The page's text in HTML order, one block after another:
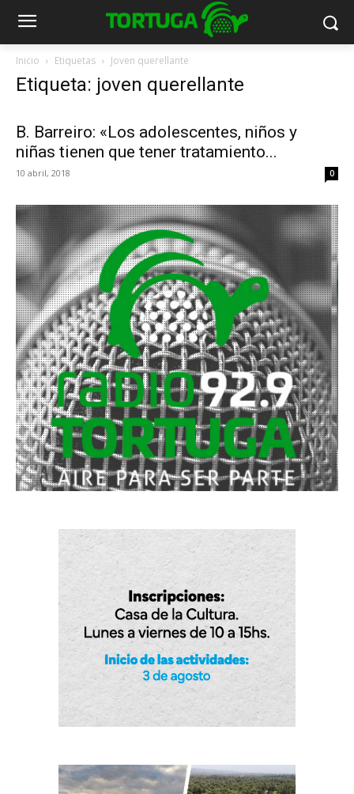
Inicio Etiquetas Joven querellante
Etiqueta: joven querellante
B. Barreiro: «Los adolescentes, niños y
niñas tienen que tener tratamiento...
10 abril, 2018 0